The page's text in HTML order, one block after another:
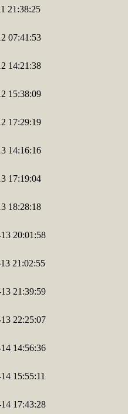
21:38:25
07:41:53
14:21:38
15:38:09
17:29:19
14:16:16
17:19:04
18:28:18
20:01:58
21:02:55
21:39:59
22:25:07
14:56:36
15:55:11
17:43:28